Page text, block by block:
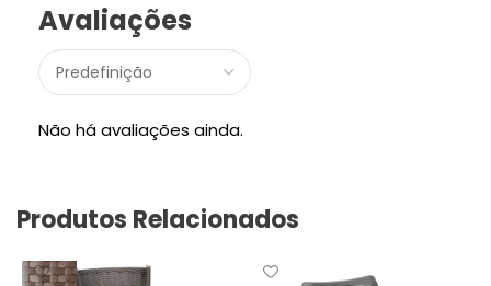
Avaliações
Não há avaliações ainda.
Produtos Relacionados